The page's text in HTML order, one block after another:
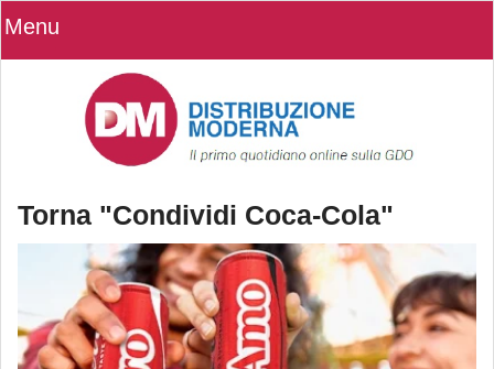
Menu
Torna "Condividi Coca-Cola"